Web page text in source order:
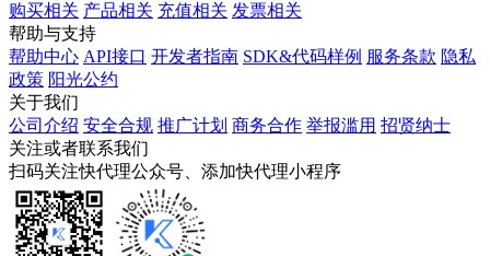
购买相关 产品相关 充值相关 发票相关
帮助与支持
帮助中心 API接口 开发者指南 SDK&代码样例 服务条款 隐私
政策 阳光公约
关于我们
公司介绍 安全合规 推广计划 商务合作 举报滥用 招贤纳士
关注或者联系我们
扫码关注快代理公众号、添加快代理小程序